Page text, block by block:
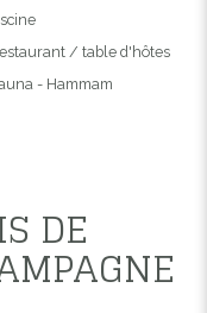
/ table d'hôtes
- Hammam
DE